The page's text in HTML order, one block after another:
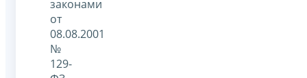
законами
от
08.08.2001
№
129-